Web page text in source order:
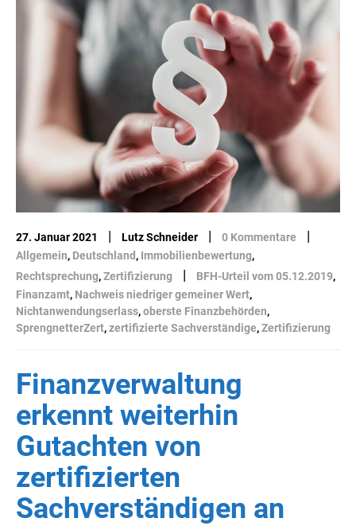
27. Januar 2021 | Lutz Schneider | 0 Kommentare |
Allgemein, Deutschland, Immobilienbewertung,
Rechtsprechung,Zertifizierung | BFH-Urteil vom 05.12.2019,
Finanzamt, Nachweis niedriger gemeiner Wert,
Nichtanwendungserlass,oberste Finanzbehörden,
SprengnetterZert,zertifizierte Sachverständige,Zertifizierung
Finanzverwaltung
erkennt weiterhin
Gutachten von
zertifizierten
Sachverständigen an